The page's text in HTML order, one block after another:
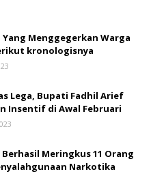
Yang Menggegerkan Warga
kronologisnya
Lega, Bupati Fadhil Arief
Insentif di Awal Februari
Meringkus 11 Orang
Narkotika